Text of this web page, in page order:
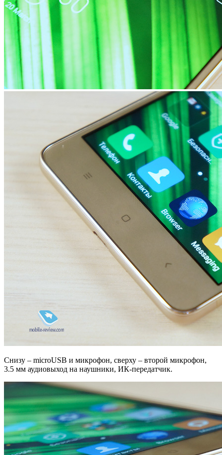
Снизу – microUSB и микрофон, сверху – второй микрофон,
3.5 мм аудиовыход на наушники, ИК-передатчик.